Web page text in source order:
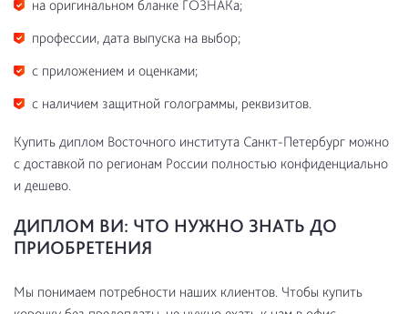
на оригинальном бланке ГОЗНАКа;
профессии, дата выпуска на выбор;
с приложением и оценками;
с наличием защитной голограммы, реквизитов.
Купить диплом Восточного института Санкт-Петербург можно
с доставкой по регионам России полностью конфиденциально
и дешево.
ДИПЛОМ ВИ: ЧТО НУЖНО ЗНАТЬ ДО
ПРИОБРЕТЕНИЯ
Мы понимаем потребности наших клиентов. Чтобы купить